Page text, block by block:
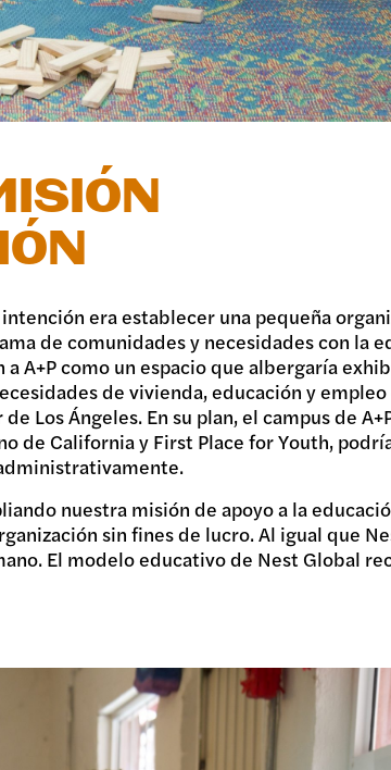
era establecer una pequeña
de comunidades y necesidades con la
A+P como un espacio que albergaría
de vivienda, educación y
Los Ángeles. En su plan, el campus de
de California y First Place for Youth,
nuestra misión de apoyo a la
sin fines de lucro. Al igual que
El modelo educativo de Nest Global